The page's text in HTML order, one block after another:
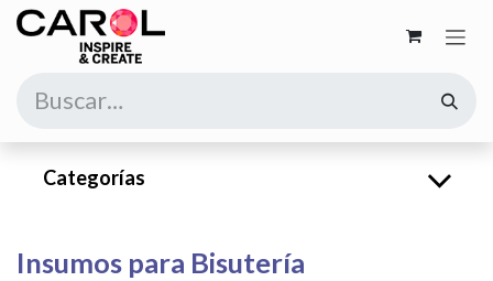
Ir al contenido
Categorías
Insumos para Bisutería